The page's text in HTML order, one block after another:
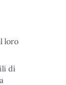
loro
di